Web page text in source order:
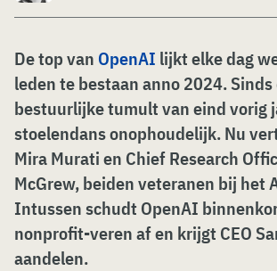
De top van OpenAI lijkt elke dag
leden te bestaan anno 2024. Sinds
bestuurlijke tumult van eind vorig
stoelendans onophoudelijk. Nu
Mira Murati en Chief Research
McGrew, beiden veteranen bij het
Intussen schudt OpenAI
nonprofit-veren af en krijgt CEO
aandelen.